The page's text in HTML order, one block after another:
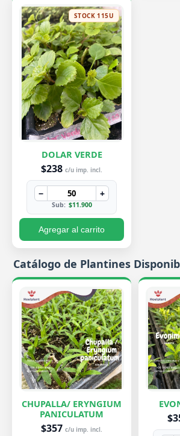
STOCK 115U
DOLAR VERDE
$238 c/u imp. incl.
− +
Sub: $11.900
Agregar al carrito
Catálogo de Plantines
CHUPALLA/ ERYNGIUM
PANICULATUM
$357 c/u imp. incl.